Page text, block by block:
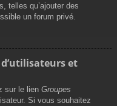
telles qu’ajouter des
un forum privé.
et
sur le lien Groupes
Si vous souhaitez